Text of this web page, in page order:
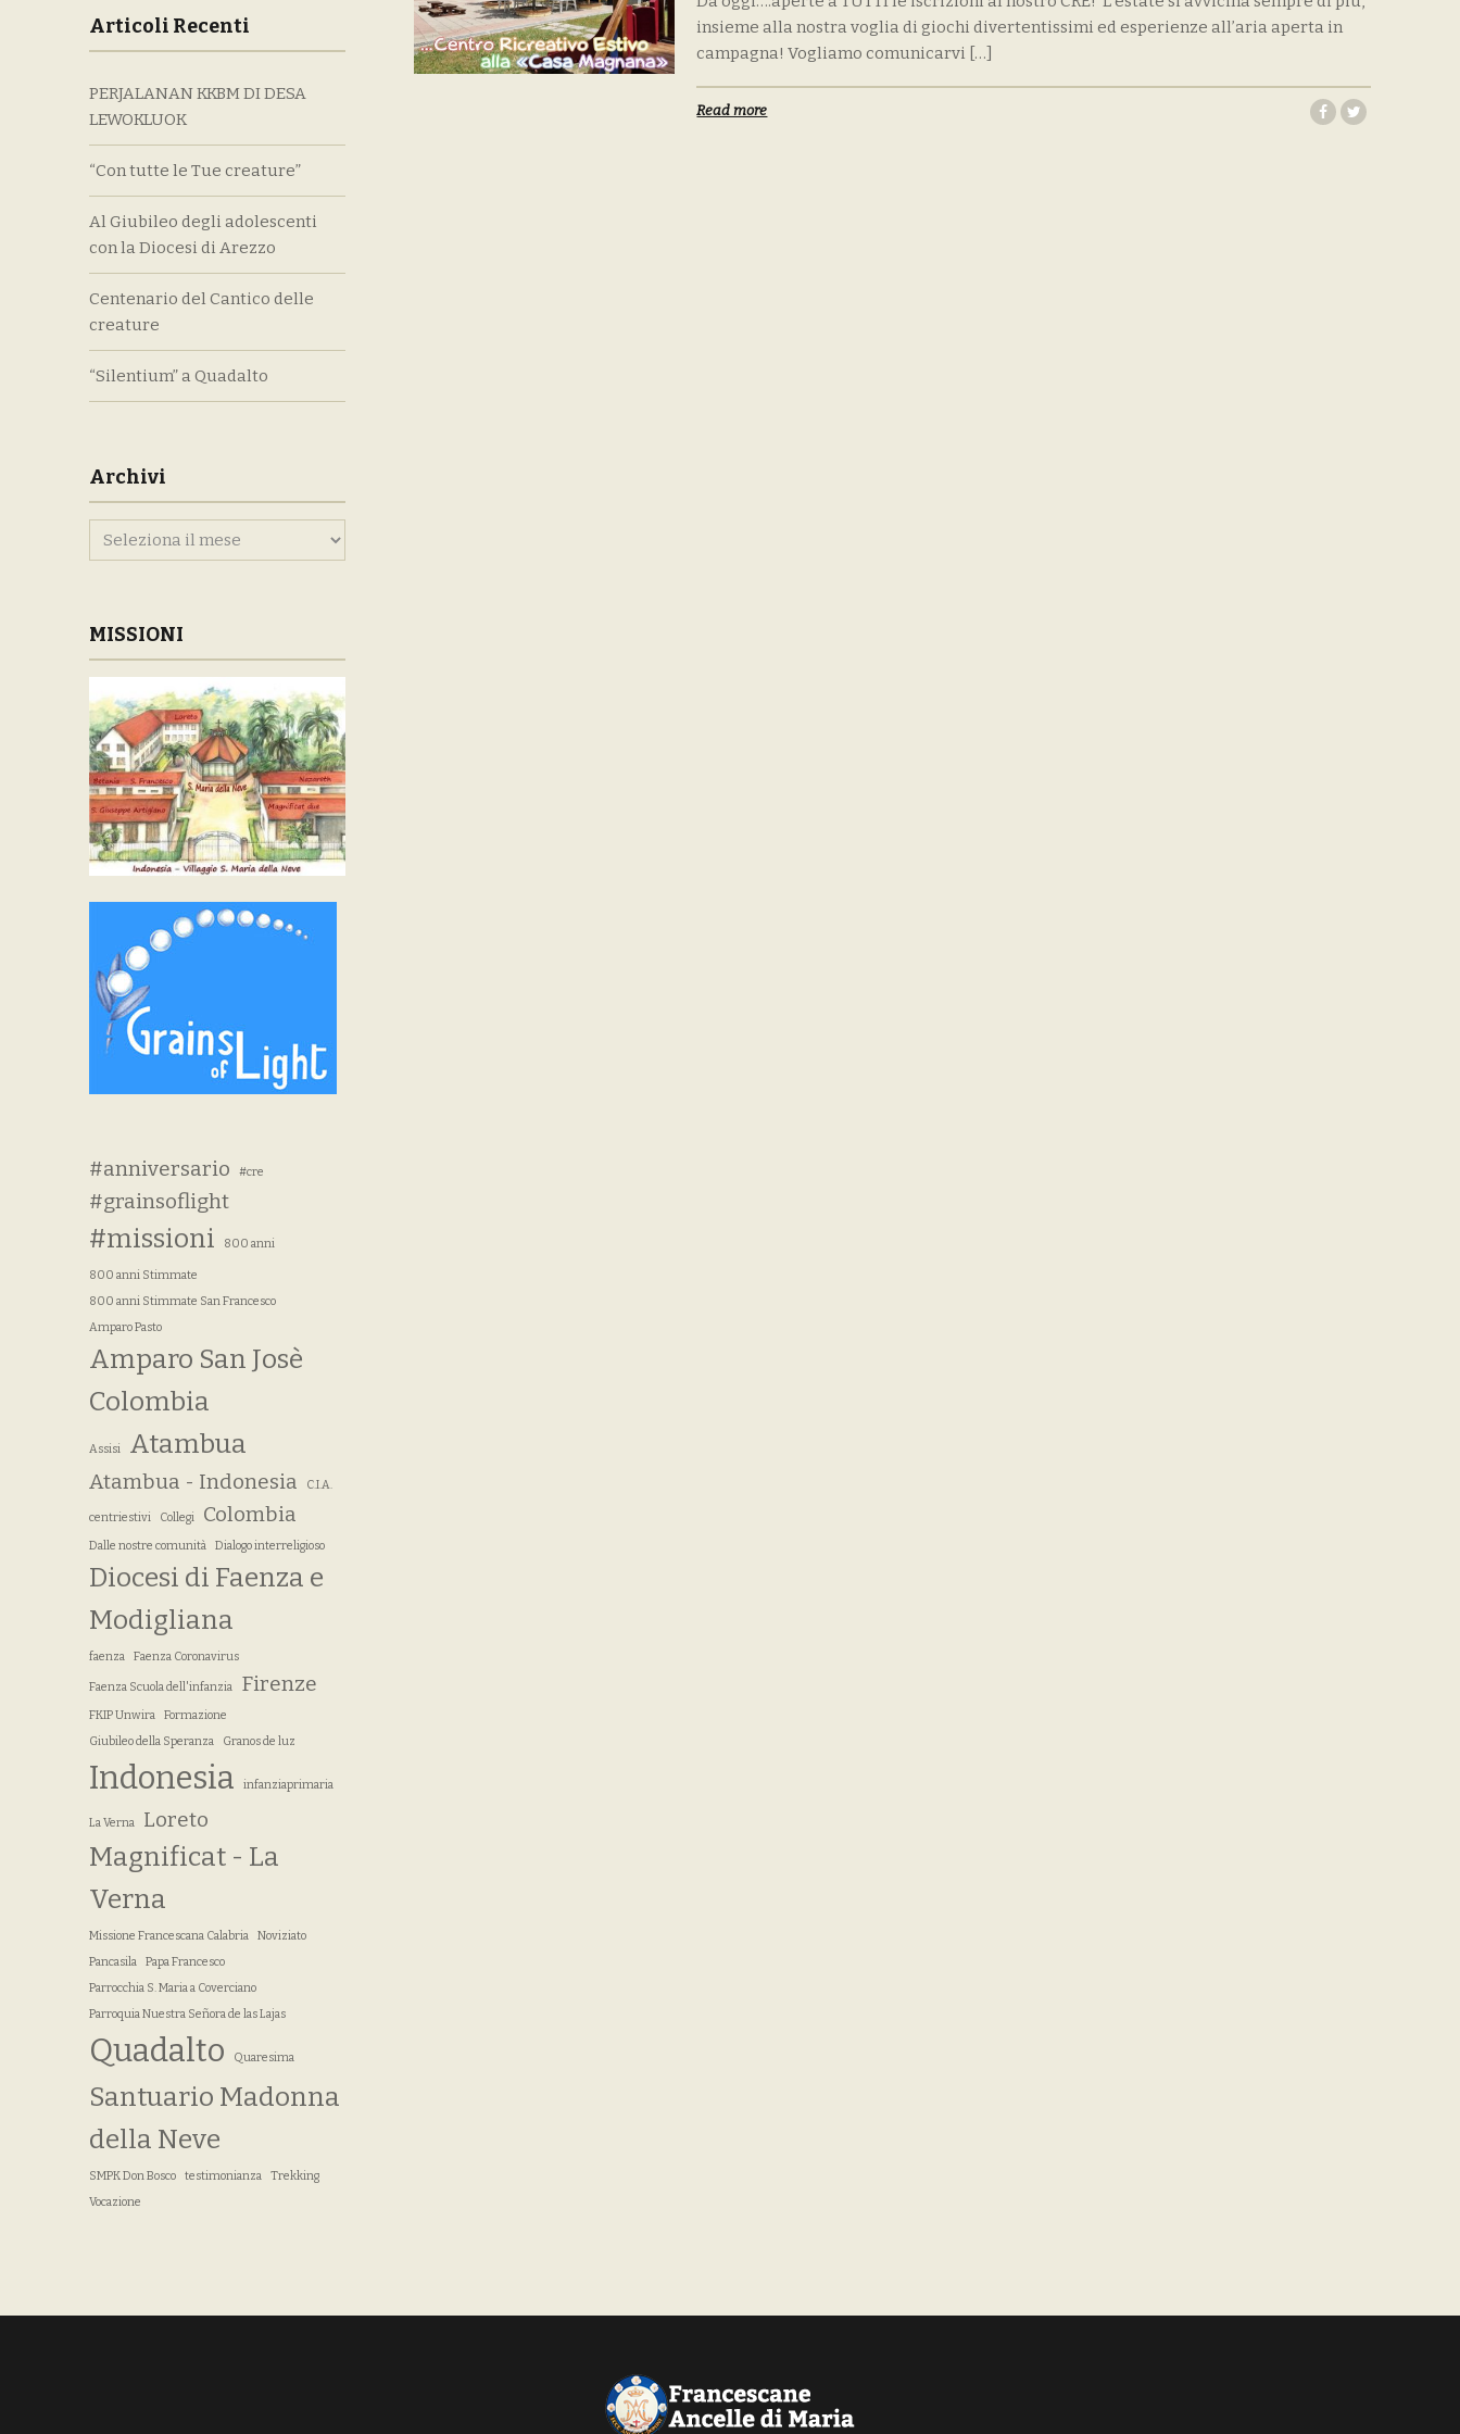
insieme alla nostra voglia di giochi divertentissimi ed esperienze all’aria aperta in
campagna! Vogliamo comunicarvi […]
Read more
Articoli Recenti
PERJALANAN KKBM DI DESA
LEWOKLUOK
“Con tutte le Tue creature”
Al Giubileo degli adolescenti
con la Diocesi di Arezzo
Centenario del Cantico delle
creature
“Silentium” a Quadalto
Archivi
Archivi
MISSIONI
#anniversario #cre
#grainsoflight
#missioni 800 anni
800 anni Stimmate
800 anni Stimmate San Francesco
Amparo Pasto
Amparo San Josè
Colombia
Assisi Atambua
Atambua - Indonesia C.I.A.
centriestivi Collegi Colombia
Dalle nostre comunità Dialogo interreligioso
Diocesi di Faenza e
Modigliana
faenza Faenza Coronavirus
Faenza Scuola dell'infanzia Firenze
FKIP Unwira
Formazione
Giubileo della Speranza
Granos de luz
Indonesia infanziaprimaria
La Verna Loreto
Magnificat - La
Verna
Missione Francescana Calabria
Noviziato
Pancasila
Papa Francesco
Parrocchia S. Maria a Coverciano
Parroquia Nuestra Señora de las Lajas
Quadalto Quaresima
Santuario Madonna
della Neve
SMPK Don Bosco testimonianza
Trekking
Vocazione